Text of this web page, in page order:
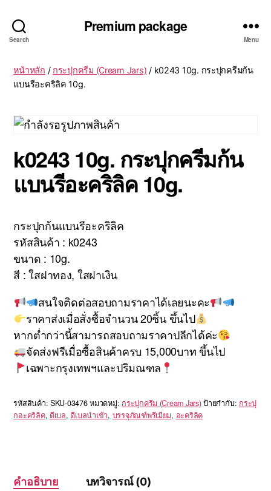
Search
Premium package
Menu
หน้าหลัก / กระปุกครีม (Cream Jars) / k0243 10g. กระปุกครีมก้น
แบนรีอะคริลิค 10g.
k0243 10g. กระปุกครีมก้น
แบนรีอะคริลิค 10g.
กระปุกก้นแบนรีอะคริลิค
รหัสสินค้า : k0243
ขนาด : 10g.
สี : ใสฝาทอง, ใสฝาเงิน
สนใจติดต่อสอบถามราคาได้เลยนะคะ
ราคาส่งเมื่อสั่งซื้อจำนวน 20ชิ้น ขึ้นไป
หากต่ำกว่านี้สามารถสอบถามราคาปลีกได้ค่ะ
จัดส่งฟรีเมื่อซื้อสินค้าครบ 15,000บาท ขึ้นไป
เฉพาะกรุงเทพฯและปริมณฑล
รหัสสินค้า: SKU-03476 หมวดหมู่: กระปุกครีม (Cream Jars) ป้ายกำกับ: กระปุ
กอะคริลิค, ดีเบล,ดีเบลนำเข้า, บรรจุภัณฑ์พรีเมียม, อะคริลิค
คำอธิบาย บทวิจารณ์ (0)